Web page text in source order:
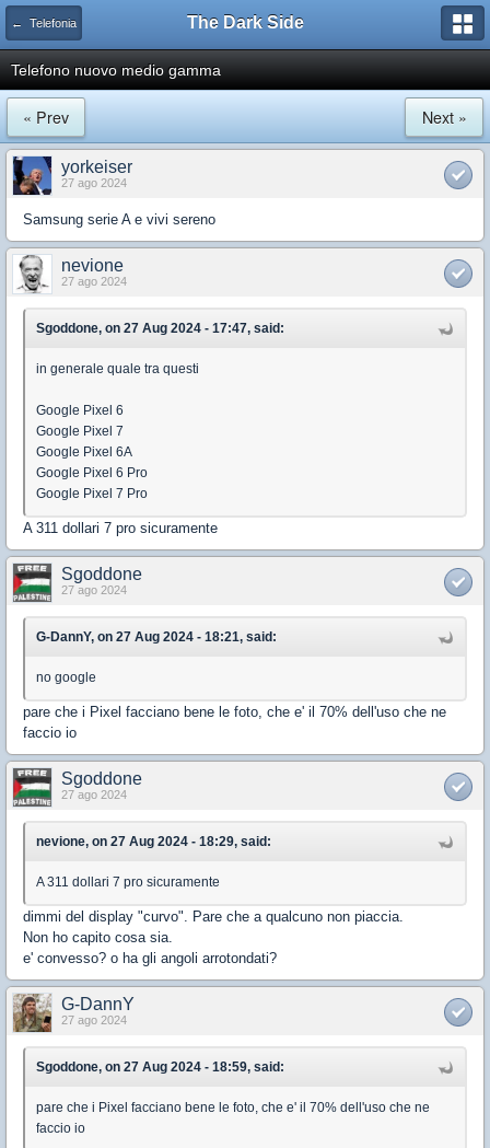
← Telefonia The Dark Side
Telefono nuovo medio gamma
« Prev Next »
yorkeiser
27 ago 2024
Samsung serie A e vivi sereno
nevione
27 ago 2024
Sgoddone, on 27 Aug 2024 - 17:47, said:
in generale quale tra questi
Google Pixel 6
Google Pixel 7
Google Pixel 6A
Google Pixel 6 Pro
Google Pixel 7 Pro
A 311 dollari 7 pro sicuramente
Sgoddone
27 ago 2024
G-DannY, on 27 Aug 2024 - 18:21, said:
no google
pare che i Pixel facciano bene le foto, che e' il 70% dell'uso che ne
faccio io
Sgoddone
27 ago 2024
nevione, on 27 Aug 2024 - 18:29, said:
A 311 dollari 7 pro sicuramente
dimmi del display "curvo". Pare che a qualcuno non piaccia.
Non ho capito cosa sia.
e' convesso? o ha gli angoli arrotondati?
G-DannY
27 ago 2024
Sgoddone, on 27 Aug 2024 - 18:59, said:
pare che i Pixel facciano bene le foto, che e' il 70% dell'uso che ne
faccio io